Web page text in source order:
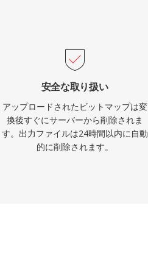
安全な取り扱い
アップロードされたビットマップは変
換後すぐにサーバーから削除されま
す。出力ファイルは24時間以内に自動
的に削除されます。